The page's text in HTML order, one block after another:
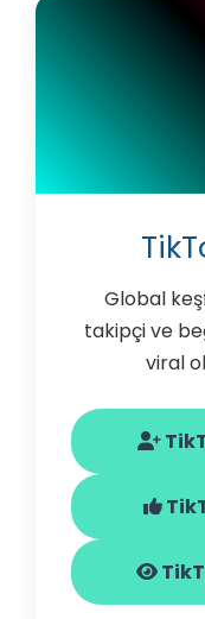
Global
takipçi ve
viral